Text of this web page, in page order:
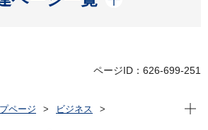
ページID：626-699-251
ページ
ビジネス
現在